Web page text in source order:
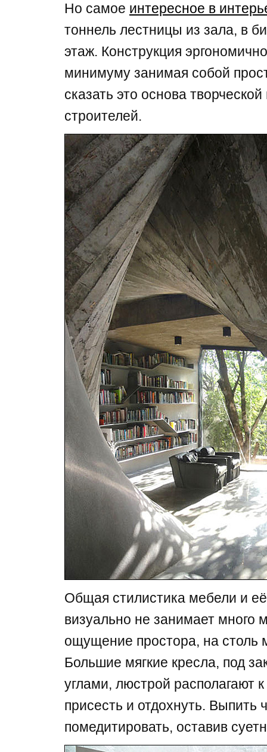
Но самое интересное в
тоннель лестницы из зала, в
этаж. Конструкция
минимуму занимая собой
сказать это основа
строителей.
Общая стилистика мебели и
визуально не занимает много
ощущение простора, на столь
Большие мягкие кресла, под
углами, люстрой располагают
присесть и отдохнуть.
помедитировать, оставив